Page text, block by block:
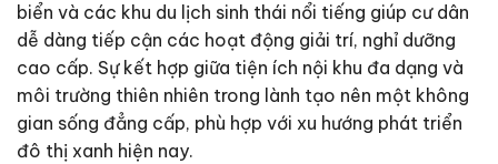
biển và các khu du lịch sinh thái nổi tiếng giúp cư dân
dễ dàng tiếp cận các hoạt động giải trí, nghỉ dưỡng
cao cấp. Sự kết hợp giữa tiện ích nội khu đa dạng và
môi trường thiên nhiên trong lành tạo nên một không
gian sống đẳng cấp, phù hợp với xu hướng phát triển
đô thị xanh hiện nay.